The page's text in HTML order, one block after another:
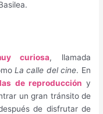
curiosa, llamada
La calle del cine. En
de reproducción y
un gran tránsito de
de disfrutar de